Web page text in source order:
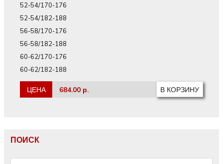
52-54/170-176
52-54/182-188
56-58/170-176
56-58/182-188
60-62/170-176
60-62/182-188
ЦЕНА 684.00 р.
ПОИСК